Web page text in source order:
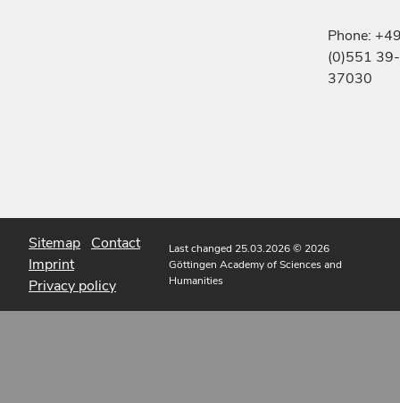
Phone:
(0)551 39-
37030
Sitemap Contact
Imprint
Privacy policy
Last changed 25.03.2026© 2026
Göttingen Academy of Sciences and
Humanities